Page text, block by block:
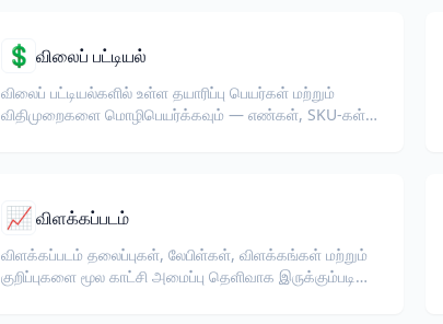
💲 விலைப் பட்டியல்
விலைப் பட்டியல்களில் உள்ள தயாரிப்பு பெயர்கள் மற்றும்
விதிமுறைகளை மொழிபெயர்க்கவும் — எண்கள், SKU-கள்
📈விளக்கப்படம்
விளக்கப்படம் தலைப்புகள், லேபிள்கள், விளக்கங்கள் மற்றும்
குறிப்புகளை மூல காட்சி அமைப்பு தெளிவாக இருக்கும்படி